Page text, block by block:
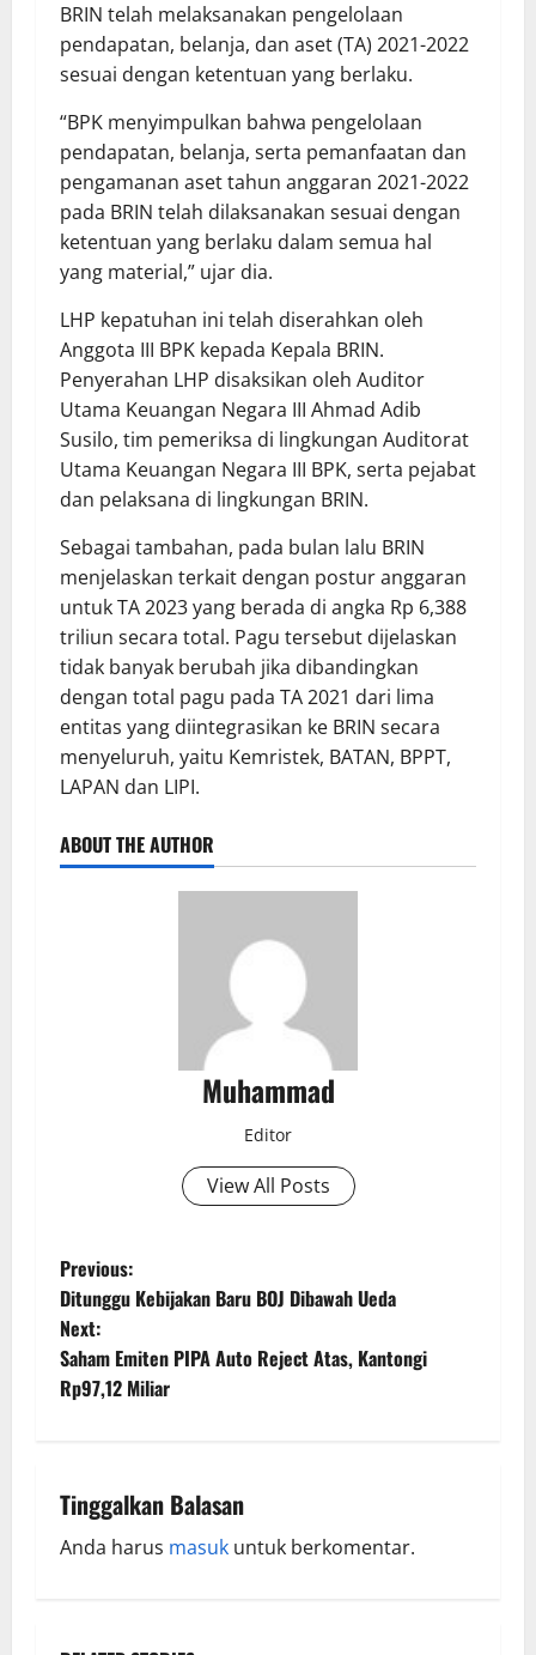
BRIN telah melaksanakan pengelolaan
pendapatan, belanja, dan aset (TA) 2021-2022
sesuai dengan ketentuan yang berlaku.
“BPK menyimpulkan bahwa pengelolaan
pendapatan, belanja, serta pemanfaatan dan
pengamanan aset tahun anggaran 2021-2022
pada BRIN telah dilaksanakan sesuai dengan
ketentuan yang berlaku dalam semua hal
yang material,” ujar dia.
LHP kepatuhan ini telah diserahkan oleh
Anggota III BPK kepada Kepala BRIN.
Penyerahan LHP disaksikan oleh Auditor
Utama Keuangan Negara III Ahmad Adib
Susilo, tim pemeriksa di lingkungan Auditorat
Utama Keuangan Negara III BPK, serta pejabat
dan pelaksana di lingkungan BRIN.
Sebagai tambahan, pada bulan lalu BRIN
menjelaskan terkait dengan postur anggaran
untuk TA 2023 yang berada di angka Rp 6,388
triliun secara total. Pagu tersebut dijelaskan
tidak banyak berubah jika dibandingkan
dengan total pagu pada TA 2021 dari lima
entitas yang diintegrasikan ke BRIN secara
menyeluruh, yaitu Kemristek, BATAN, BPPT,
LAPAN dan LIPI.
ABOUT THE AUTHOR
Muhammad
Editor
View All Posts
Previous:
Ditunggu Kebijakan Baru BOJ Dibawah Ueda
Next:
Saham Emiten PIPA Auto Reject Atas, Kantongi
Rp97,12 Miliar
Tinggalkan Balasan
Anda harus masuk untuk berkomentar.